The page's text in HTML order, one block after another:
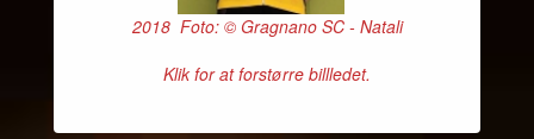
2018 Foto: © Gragnano SC - Natali
Klik for at forstørre billledet.